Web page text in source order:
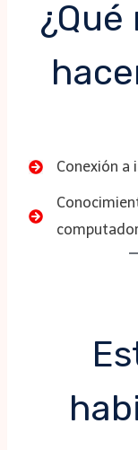
Conexión a